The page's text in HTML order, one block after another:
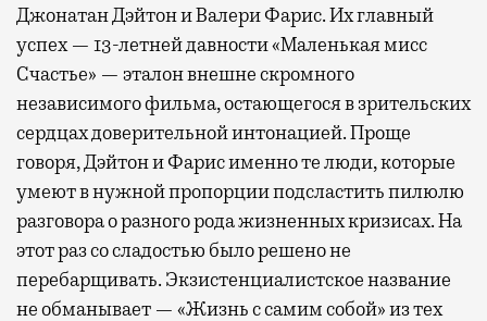
Джонатан Дэйтон и Валери Фарис. Их главный
успех — 13-летней давности «Маленькая мисс
Счастье» — эталон внешне скромного
независимого фильма, остающегося в зрительских
сердцах доверительной интонацией. Проще
говоря, Дэйтон и Фарис именно те люди, которые
умеют в нужной пропорции подсластить пилюлю
разговора о разного рода жизненных кризисах. На
этот раз со сладостью было решено не
перебарщивать. Экзистенциалистское название
не обманывает — «Жизнь с самим собой» из тех